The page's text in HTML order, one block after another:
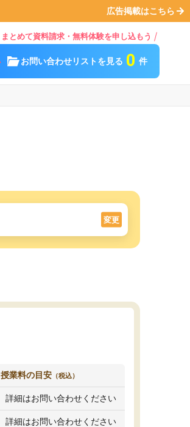
広告掲載はこちら
まとめて資料請求・無料体験を申し込もう
お問い合わせリストを見る 0 件
変更
授業料の目安 （税込）
詳細はお問い合わせください
詳細はお問い合わせください